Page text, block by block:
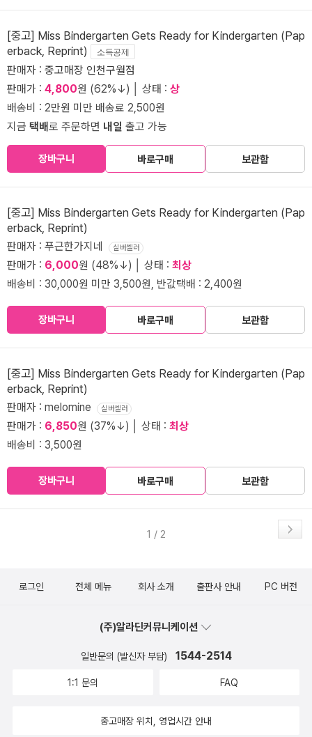
[중고] Miss Bindergarten Gets Ready for Kindergarten (Pap
erback, Reprint)
소득공제
판매자 : 중고매장 인천구월점
판매가 : 4,800원 (62%↓) │ 상태 : 상
배송비 : 2만원 미만 배송료 2,500원
지금 택배로 주문하면 내일 출고 가능
장바구니 바로구매 보관함
[중고] Miss Bindergarten Gets Ready for Kindergarten (Pap
erback, Reprint)
판매자 : 푸근한가지네 실버셀러
판매가 : 6,000원 (48%↓) │ 상태 : 최상
배송비 : 30,000원 미만 3,500원, 반값택배 : 2,400원
장바구니 바로구매 보관함
[중고] Miss Bindergarten Gets Ready for Kindergarten (Pap
erback, Reprint)
판매자 : melomine 실버셀러
판매가 : 6,850원 (37%↓) │ 상태 : 최상
배송비 : 3,500원
장바구니 바로구매 보관함
1 / 2
로그인 전체 메뉴 회사 소개 출판사 안내 PC 버전
(주)알라딘커뮤니케이션
일반문의 (발신자 부담) 1544-2514
1:1 문의 FAQ
중고매장 위치, 영업시간 안내